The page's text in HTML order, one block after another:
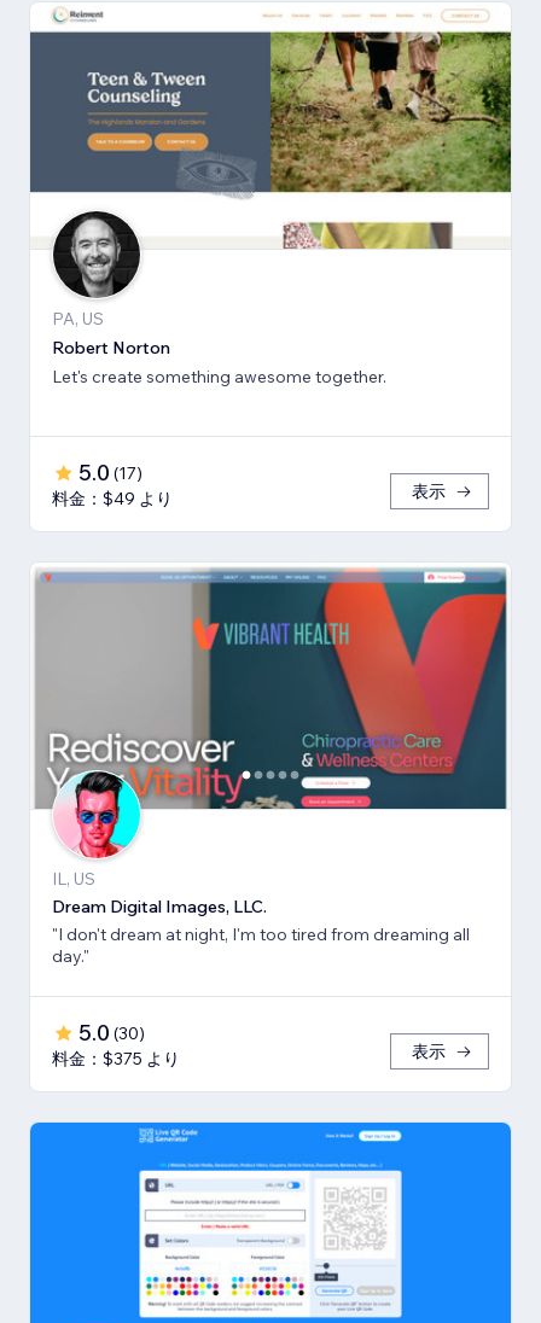
PA, US
Robert Norton
Let's create something awesome together.
5.0 (17)
料金：$49 より
表示
IL, US
Dream Digital Images, LLC.
"I don't dream at night, I'm too tired from dreaming all
day."
5.0 (30)
料金：$375 より
表示